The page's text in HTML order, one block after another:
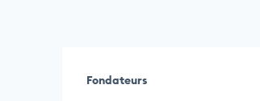
Fondateurs